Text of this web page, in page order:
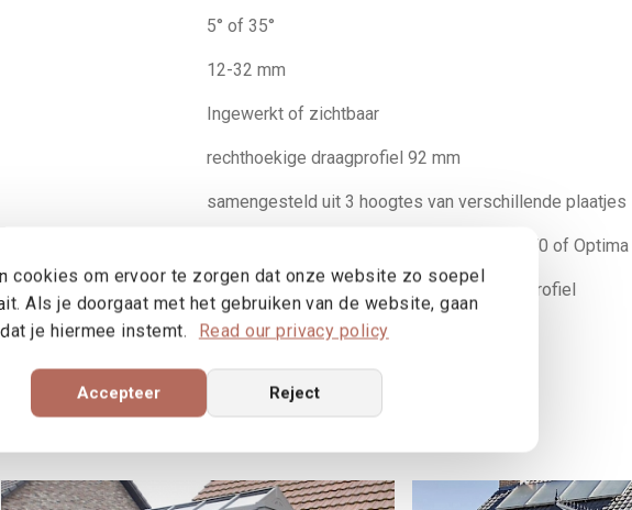
5° of 35°
12-32 mm
Ingewerkt of zichtbaar
rechthoekige draagprofiel 92 mm
samengesteld uit 3 hoogtes van verschillende plaatjes
Door middel van thermisch onderbroken B70 of
geschroefde of geklipste aluminium spanprofiel
cookies om ervoor te zorgen dat onze website zo soepel
Als je doorgaat met het gebruiken van de website, gaan
je hiermee instemt.
Read our privacy policy
Accepteer Reject